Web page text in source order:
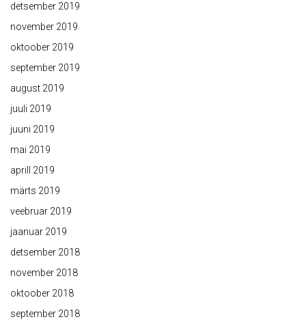
detsember 2019
november 2019
oktoober 2019
september 2019
august 2019
juuli 2019
juuni 2019
mai 2019
aprill 2019
märts 2019
veebruar 2019
jaanuar 2019
detsember 2018
november 2018
oktoober 2018
september 2018